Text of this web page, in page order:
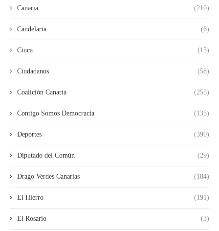
Canaria (210)
Candelaria (6)
Ciuca (15)
Ciudadanos (58)
Coalición Canaria (255)
Contigo Somos Democracia (135)
Deportes (390)
Diputado del Común (29)
Drago Verdes Canarias (184)
El Hierro (191)
El Rosario (3)